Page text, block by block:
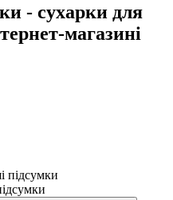
- сухарки для
магазині